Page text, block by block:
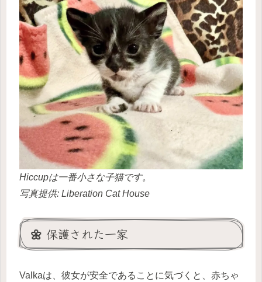
Hiccupは一番小さな子猫です。
写真提供: Liberation Cat House
🌼 保護された一家
Valkaは、彼女が安全であることに気づくと、赤ちゃ